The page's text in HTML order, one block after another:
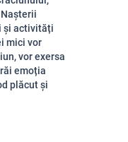
și activități
mici vor
vor exersa
emoția
plăcut și